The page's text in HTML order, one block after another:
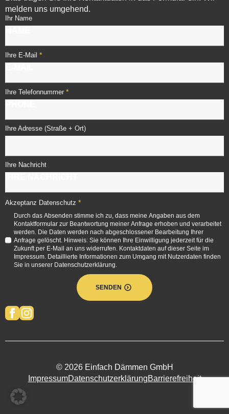
melden uns umgehend.
Ihr Name
Ihre E-Mail *
Ihre Telefonnummer *
Ihre Adresse (Straße + Ort)
Ihre Nachricht
Akzeptanz Datenschutz *
Durch das Absenden stimme ich zu, dass meine Angaben aus dem
Kontaktformular zur Beantwortung meiner Anfrage erhoben und verarbeitet
werden. Die Daten werden nach abgeschlossener Bearbeitung Ihrer
Anfrage gelöscht. Hinweis: Sie können Ihre Einwilligung jederzeit für die
Zukunft per E-Mail an uns widerrufen. Kontaktdaten auf dieser Seite im
Impressum. Detaillierte Informationen zum Umgang mit Nutzerdaten finden
Sie in unserer Datenschutzerklärung.
SENDEN
© 2026 Einfach Dämmen GmbH
ImpressumDatenschutzerklärungBarrierefreiheit